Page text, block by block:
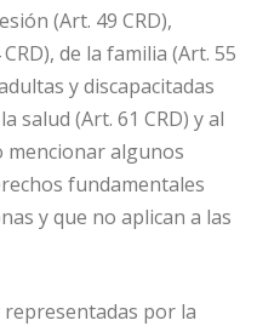
(Art. 49 CRD),
de la familia (Art. 55
y discapacitadas
salud (Art. 61 CRD) y al
mencionar algunos
fundamentales
y que no aplican a las
por la